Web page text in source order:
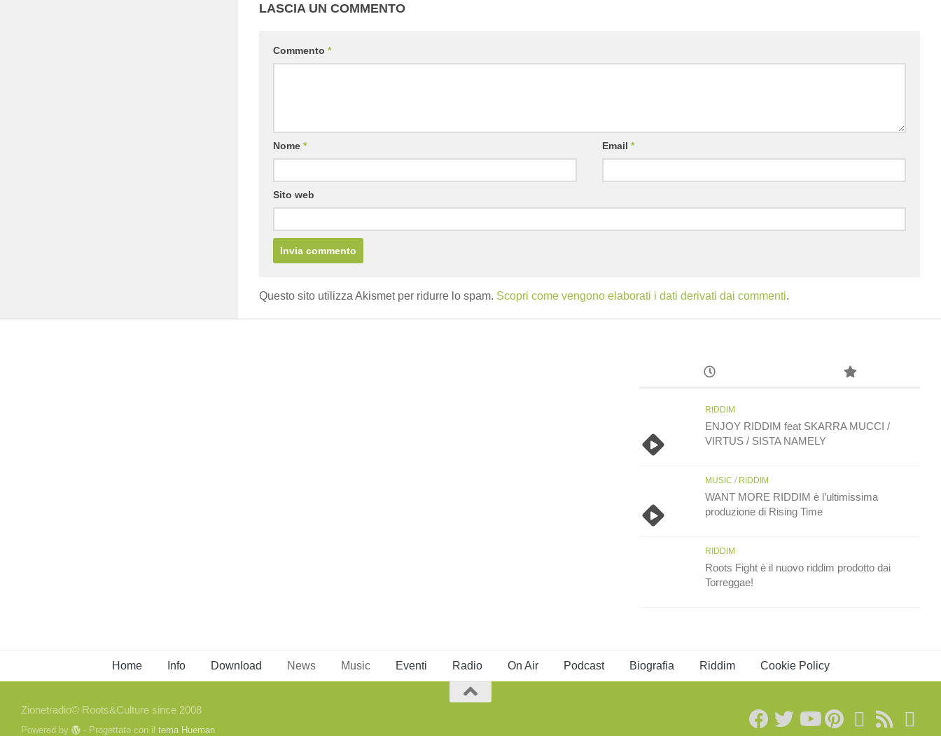
LASCIA UN COMMENTO
Commento *
Nome * Email*
Sito web
Questo sito utilizza Akismet per ridurre lo spam. Scopri come vengono elaborati i dati derivati dai commenti.
RIDDIM
ENJOY RIDDIM feat SKARRA MUCCI /
VIRTUS / SISTA NAMELY
MUSIC / RIDDIM
WANT MORE RIDDIM è l’ultimissima
produzione di Rising Time
RIDDIM
Roots Fight è il nuovo riddim prodotto dai
Torreggae!
Home Info Download News Music Eventi Radio On Air Podcast Biografia Riddim Cookie Policy
Zionetradio© Roots&Culture since 2008
Powered by - Progettato con iltema Hueman